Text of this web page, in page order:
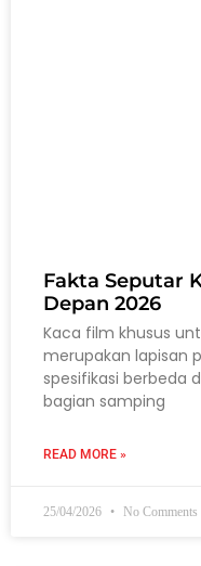
Fakta Seputar
Depan 2026
Kaca film khusus
merupakan lapisan
spesifikasi berbeda
bagian samping
READ MORE »
25/04/2026 No Comments